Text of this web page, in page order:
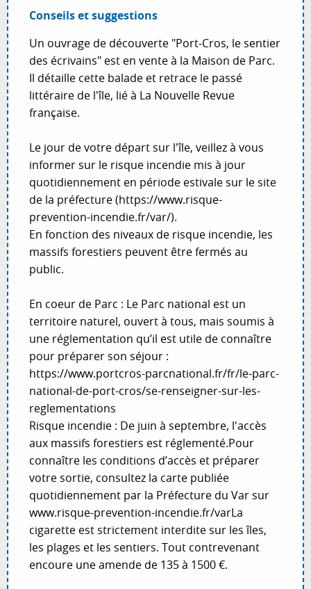
Conseils et suggestions
Un ouvrage de découverte "Port-Cros, le sentier
des écrivains" est en vente à la Maison de Parc.
Il détaille cette balade et retrace le passé
littéraire de l'île, lié à La Nouvelle Revue
française.
Le jour de votre départ sur l'île, veillez à vous
informer sur le risque incendie mis à jour
quotidiennement en période estivale sur le site
de la préfecture (https://www.risque-
prevention-incendie.fr/var/).
En fonction des niveaux de risque incendie, les
massifs forestiers peuvent être fermés au
public.
En coeur de Parc : Le Parc national est un
territoire naturel, ouvert à tous, mais soumis à
une réglementation qu’il est utile de connaître
pour préparer son séjour :
https://www.portcros-parcnational.fr/fr/le-parc-
national-de-port-cros/se-renseigner-sur-les-
reglementations
Risque incendie : De juin à septembre, l'accès
aux massifs forestiers est réglementé.Pour
connaître les conditions d’accès et préparer
votre sortie, consultez la carte publiée
quotidiennement par la Préfecture du Var sur
www.risque-prevention-incendie.fr/varLa
cigarette est strictement interdite sur les îles,
les plages et les sentiers. Tout contrevenant
encoure une amende de 135 à 1500 €.